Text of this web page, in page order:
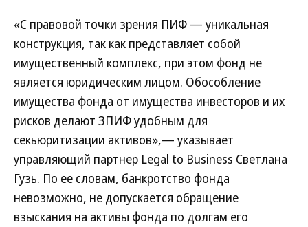
«С правовой точки зрения ПИФ — уникальная
конструкция, так как представляет собой
имущественный комплекс, при этом фонд не
является юридическим лицом. Обособление
имущества фонда от имущества инвесторов и их
рисков делают ЗПИФ удобным для
секьюритизации активов»,— указывает
управляющий партнер Legal to Business Светлана
Гузь. По ее словам, банкротство фонда
невозможно, не допускается обращение
взыскания на активы фонда по долгам его